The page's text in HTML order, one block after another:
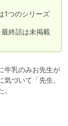
1つのシリーズ
終話は未掲載
牛乳のみお先生が
づいて「先生、